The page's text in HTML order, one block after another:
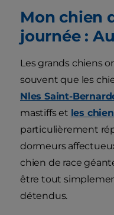
Mon chien
journée :
Les grands chiens
souvent que les
Nles Saint-
mastiffs et les
particulièrement
dormeurs
chien de race
être tout
détendus.